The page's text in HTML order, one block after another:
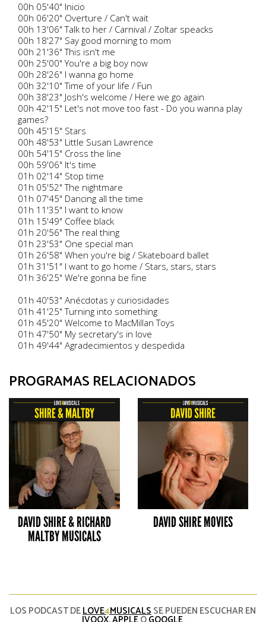
00h 05'40" Inicio
00h 06'20" Overture / Can't wait
00h 13'06" Talk to her / Carnival / Zoltar speacks
00h 18'27" Say good morning to mom
00h 21'36" This isn't me
00h 25'00" You're a big boy now
00h 28'26" I wanna go home
00h 32'10" Time of your life / Fun
00h 38'23" Josh's welcome / Here we go again
00h 42'15" Let's not move too fast - Do you wanna play
games?
00h 45'15" Stars
00h 48'53" Little Susan Lawrence
00h 54'15" Cross the line
00h 59'06" It's time
01h 02'14" Stop time
01h 05'52" The nightmare
01h 07'45" Dancing all the time
01h 11'35" I want to know
01h 15'49" Coffee black
01h 20'56" The real thing
01h 23'53" One special man
01h 26'58" When you're big / Skateboard ballet
01h 31'51" I want to go home / Stars, stars, stars
01h 36'25" We're gonna be fine
01h 40'53" Anécdotas y curiosidades
01h 41'25" Turning into something
01h 45'20" Welcome to MacMillan Toys
01h 47'50" My secretary's in love
01h 49'44" Agradecimientos y despedida
PROGRAMAS RELACIONADOS
DAVID SHIRE & RICHARD
MALTBY MUSICALS
DAVID SHIRE MOVIES
LOS PODCAST DELOVE4MUSICALSSE PUEDEN ESCUCHAR EN